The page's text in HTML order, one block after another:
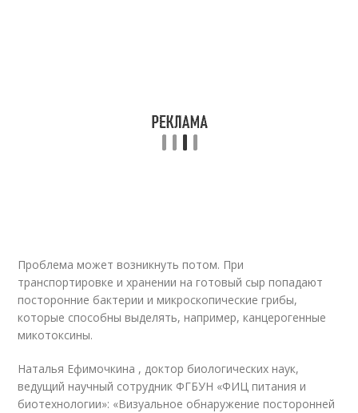
Проблема может возникнуть потом. При
транспортировке и хранении на готовый сыр попадают
посторонние бактерии и микроскопические грибы,
которые способны выделять, например, канцерогенные
микотоксины.
Наталья Ефимочкина , доктор биологических наук,
ведущий научный сотрудник ФГБУН «ФИЦ питания и
биотехнологии»: «Визуальное обнаружение посторонней